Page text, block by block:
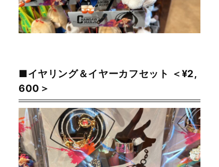
■イヤリング＆イヤーカフセット ＜¥2,
600＞